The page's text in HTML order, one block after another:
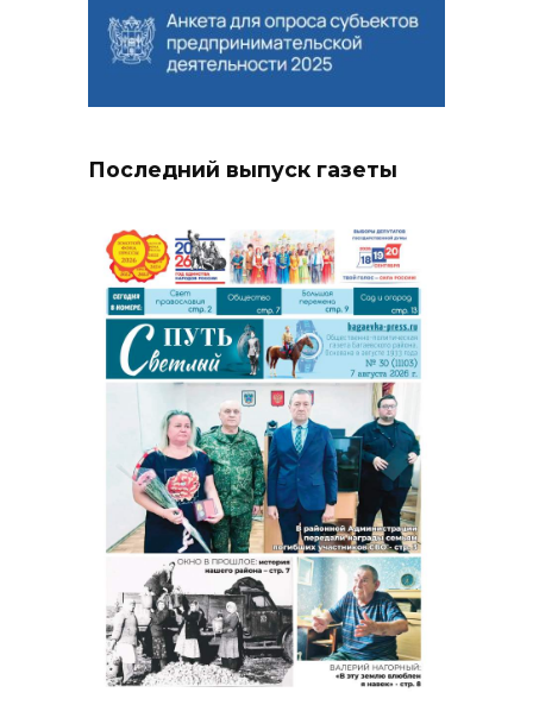
Последний выпуск газеты